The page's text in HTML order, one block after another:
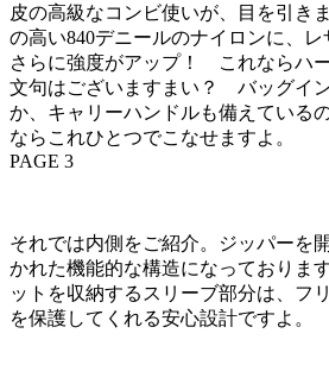
皮の高級なコンビ使いが、目を引き
の高い840デニールのナイロンに、
さらに強度がアップ！ これならハ
文句はございますまい？ バッグイ
か、キャリーハンドルも備えている
ならこれひとつでこなせますよ。
PAGE 3
それでは内側をご紹介。ジッパーを
かれた機能的な構造になっておりま
ットを収納するスリーブ部分は、フ
を保護してくれる安心設計ですよ。